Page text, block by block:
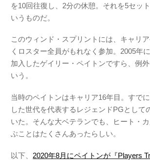
を10回往復し、2分の休憩。それを5セッ
いうものだ。
このウィンド・スプリントには、キャリ
くロスター全員がもれなく参加。2005年
加入したゲイリー・ペイトンですら、例
いう。
当時のペイトンはキャリア16年目。すで
した世代を代表するレジェンドPGとして
いた。そんな大ベテランでも、ヒート・
ぶことはたくさんあったらしい。
以下、 2020年8月にペイトンが『Players